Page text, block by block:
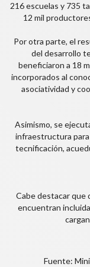
216 escuelas y 735
12 mil
Por otra parte, el
del desarrollo
beneficiaron a 18
incorporados al
asociatividad y
Asimismo, se
infraestructura
tecnificación,
Cabe destacar que
encuentran
Fuente: